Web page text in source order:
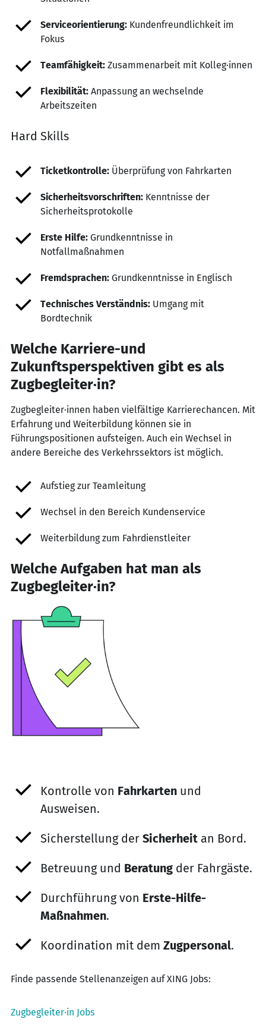
Serviceorientierung: Kundenfreundlichkeit im
Fokus
Teamfähigkeit: Zusammenarbeit mit Kolleg·innen
Flexibilität: Anpassung an wechselnde
Arbeitszeiten
Hard Skills
Ticketkontrolle: Überprüfung von Fahrkarten
Sicherheitsvorschriften: Kenntnisse der
Sicherheitsprotokolle
Erste Hilfe: Grundkenntnisse in
Notfallmaßnahmen
Fremdsprachen: Grundkenntnisse in Englisch
Technisches Verständnis: Umgang mit
Bordtechnik
Welche Karriere-und
Zukunftsperspektiven gibt es als
Zugbegleiter·in?
Zugbegleiter·innen haben vielfältige Karrierechancen. Mit
Erfahrung und Weiterbildung können sie in
Führungspositionen aufsteigen. Auch ein Wechsel in
andere Bereiche des Verkehrssektors ist möglich.
Aufstieg zur Teamleitung
Wechsel in den Bereich Kundenservice
Weiterbildung zum Fahrdienstleiter
Welche Aufgaben hat man als
Zugbegleiter·in?
Kontrolle von Fahrkarten und
Ausweisen.
Sicherstellung der Sicherheit an Bord.
Betreuung und Beratung der Fahrgäste.
Durchführung von Erste-Hilfe-
Maßnahmen.
Koordination mit dem Zugpersonal.
Finde passende Stellenanzeigen auf XING Jobs:
Zugbegleiter·in Jobs